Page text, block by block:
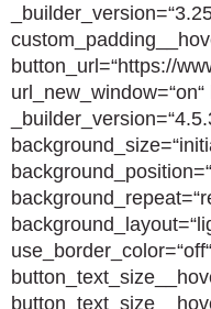
button_url=“https://
use_border_color=“off“